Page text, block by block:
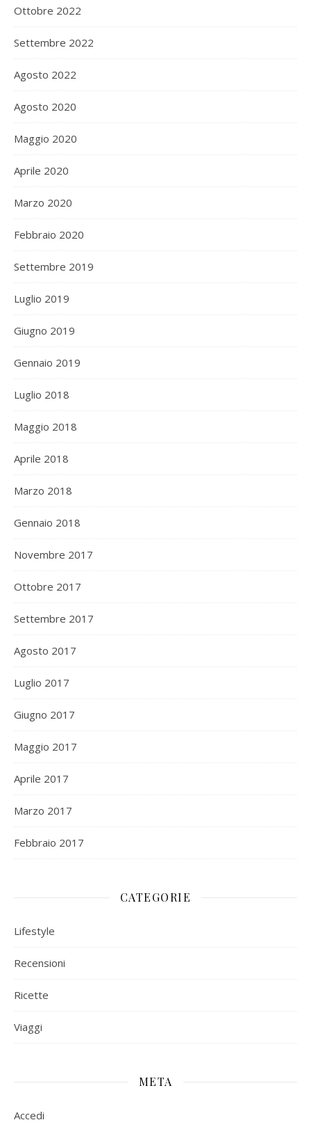
Ottobre 2022
Settembre 2022
Agosto 2022
Agosto 2020
Maggio 2020
Aprile 2020
Marzo 2020
Febbraio 2020
Settembre 2019
Luglio 2019
Giugno 2019
Gennaio 2019
Luglio 2018
Maggio 2018
Aprile 2018
Marzo 2018
Gennaio 2018
Novembre 2017
Ottobre 2017
Settembre 2017
Agosto 2017
Luglio 2017
Giugno 2017
Maggio 2017
Aprile 2017
Marzo 2017
Febbraio 2017
CATEGORIE
Lifestyle
Recensioni
Ricette
Viaggi
META
Accedi